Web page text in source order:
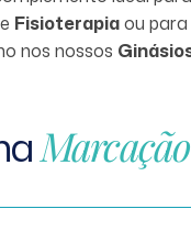
Fisioterapiaou
nos nossos
Marcação